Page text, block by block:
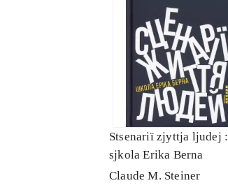
Stsenariï zjyttja ljudej :
sjkola Erika Berna
Claude M. Steiner